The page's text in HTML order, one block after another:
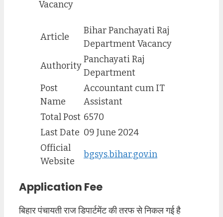
Vacancy
Article
Bihar Panchayati Raj
Department Vacancy
Authority
Panchayati Raj
Department
Post
Name
Accountant cum IT
Assistant
Total Post 6570
Last Date 09 June 2024
Official
Website
bgsys.bihar.gov.in
Application Fee
बिहार पंचायती राज डिपार्टमेंट की तरफ से निकल गई है